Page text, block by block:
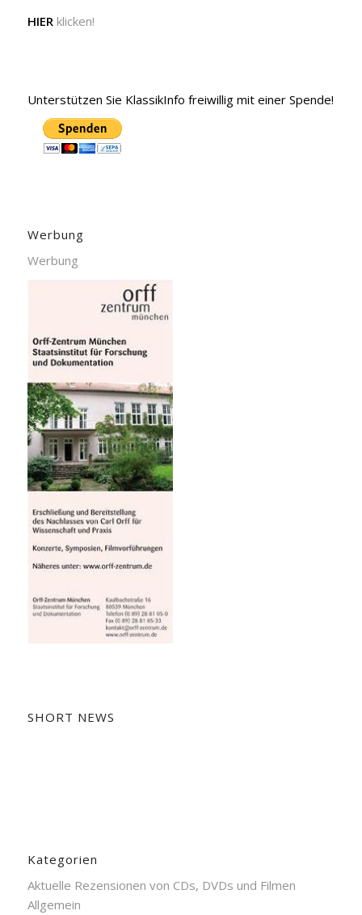
HIER klicken!
Unterstützen Sie KlassikInfo freiwillig mit einer Spende!
Werbung
Werbung
SHORT NEWS
Kategorien
Aktuelle Rezensionen von CDs, DVDs und Filmen
Allgemein